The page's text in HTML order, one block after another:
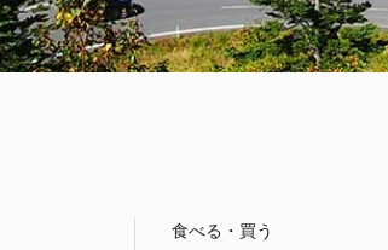
食べる・買う